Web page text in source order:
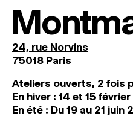
24, rue Norvins
75018 Paris
Ateliers ouverts, 2 fois
En hiver : 14 et 15
En été : Du 19 au 21 juin